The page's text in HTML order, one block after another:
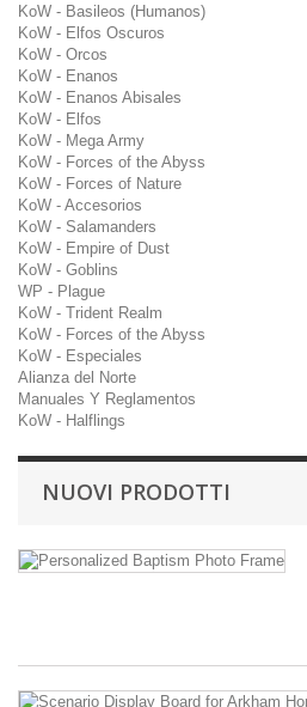
KoW - Basileos (Humanos)
KoW - Elfos Oscuros
KoW - Orcos
KoW - Enanos
KoW - Enanos Abisales
KoW - Elfos
KoW - Mega Army
KoW - Forces of the Abyss
KoW - Forces of Nature
KoW - Accesorios
KoW - Salamanders
KoW - Empire of Dust
KoW - Goblins
WP - Plague
KoW - Trident Realm
KoW - Forces of the Abyss
KoW - Especiales
Alianza del Norte
Manuales Y Reglamentos
KoW - Halflings
NUOVI PRODOTTI